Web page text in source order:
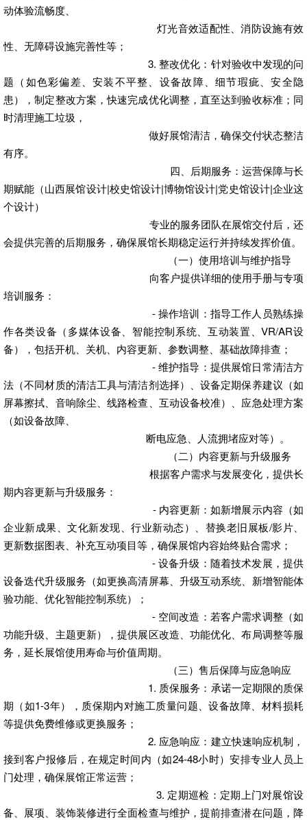
动体验流畅度、
灯光音效适配性、消防设施有效
性、无障碍设施完善性等；
3. 整改优化：针对验收中发现的问
题（如色彩偏差、安装不平整、设备故障、细节瑕疵、安全隐
患），制定整改方案，快速完成优化调整，直至达到验收标准；同
时清理施工垃圾，
做好展馆清洁，确保交付状态整洁
有序。
四、后期服务：运营保障与长
期赋能 （山西展馆设计|校史馆设计|博物馆设计|党史馆设计|企业这
个设计）
专业的服务团队在展馆交付后，还
会提供完善的后期服务，确保展馆长期稳定运行并持续发挥价值。
（一）使用培训与维护指导
向客户提供详细的使用手册与专项
培训服务：
- 操作培训：指导工作人员熟练操
作各类设备（多媒体设备、智能控制系统、互动装置、VR/AR设
备），包括开机、关机、内容更新、参数调整、基础故障排查；
- 维护指导：提供展馆日常清洁方
法（不同材质的清洁工具与清洁剂选择）、设备定期保养建议（如
屏幕擦拭、音响除尘、线路检查、互动设备校准）、应急处理方案
（如设备故障、
断电应急、人流拥堵应对等）。
（二）内容更新与升级服务
根据客户需求与发展变化，提供长
期内容更新与升级服务：
- 内容更新：如新增展示内容（如
企业新成果、文化新发现、行业新动态）、替换老旧展板/影片、
更新数据图表、补充互动项目等，确保展馆内容始终贴合需求；
- 设备升级：随着技术发展，提供
设备迭代升级服务（如更换高清屏幕、升级互动系统、新增智能体
验功能、优化智能控制系统）；
- 空间改造：若客户需求调整（如
功能升级、主题更新），提供展区改造、功能优化、布局调整等服
务，延长展馆使用寿命与价值周期。
（三）售后保障与应急响应
1. 质保服务：承诺一定期限的质保
期（如1-3年），质保期内对施工质量问题、设备故障、材料损耗
等提供免费维修或更换服务；
2. 应急响应：建立快速响应机制，
接到客户报修后，在规定时间内（如24-48小时）安排专业人员上
门处理，确保展馆正常运营；
3. 定期巡检：定期上门对展馆设
备、展项、装饰装修进行全面检查与维护，提前排查潜在问题，降